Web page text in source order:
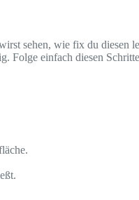
sehen, wie fix du diesen
Folge einfach diesen